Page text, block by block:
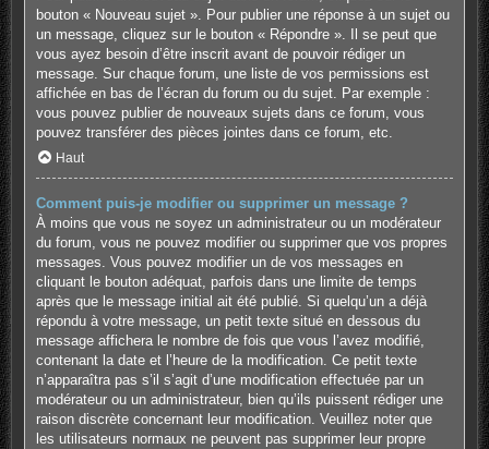
bouton « Nouveau sujet ». Pour publier une réponse à un sujet ou
un message, cliquez sur le bouton « Répondre ». Il se peut que
vous ayez besoin d’être inscrit avant de pouvoir rédiger un
message. Sur chaque forum, une liste de vos permissions est
affichée en bas de l’écran du forum ou du sujet. Par exemple :
vous pouvez publier de nouveaux sujets dans ce forum, vous
pouvez transférer des pièces jointes dans ce forum, etc.
Haut
Comment puis-je modifier ou supprimer un message ?
À moins que vous ne soyez un administrateur ou un modérateur
du forum, vous ne pouvez modifier ou supprimer que vos propres
messages. Vous pouvez modifier un de vos messages en
cliquant le bouton adéquat, parfois dans une limite de temps
après que le message initial ait été publié. Si quelqu’un a déjà
répondu à votre message, un petit texte situé en dessous du
message affichera le nombre de fois que vous l’avez modifié,
contenant la date et l’heure de la modification. Ce petit texte
n’apparaîtra pas s’il s’agit d’une modification effectuée par un
modérateur ou un administrateur, bien qu’ils puissent rédiger une
raison discrète concernant leur modification. Veuillez noter que
les utilisateurs normaux ne peuvent pas supprimer leur propre